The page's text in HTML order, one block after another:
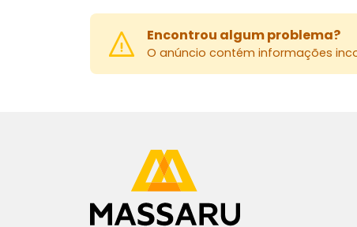
Encontrou algum problema?
O anúncio contém informações